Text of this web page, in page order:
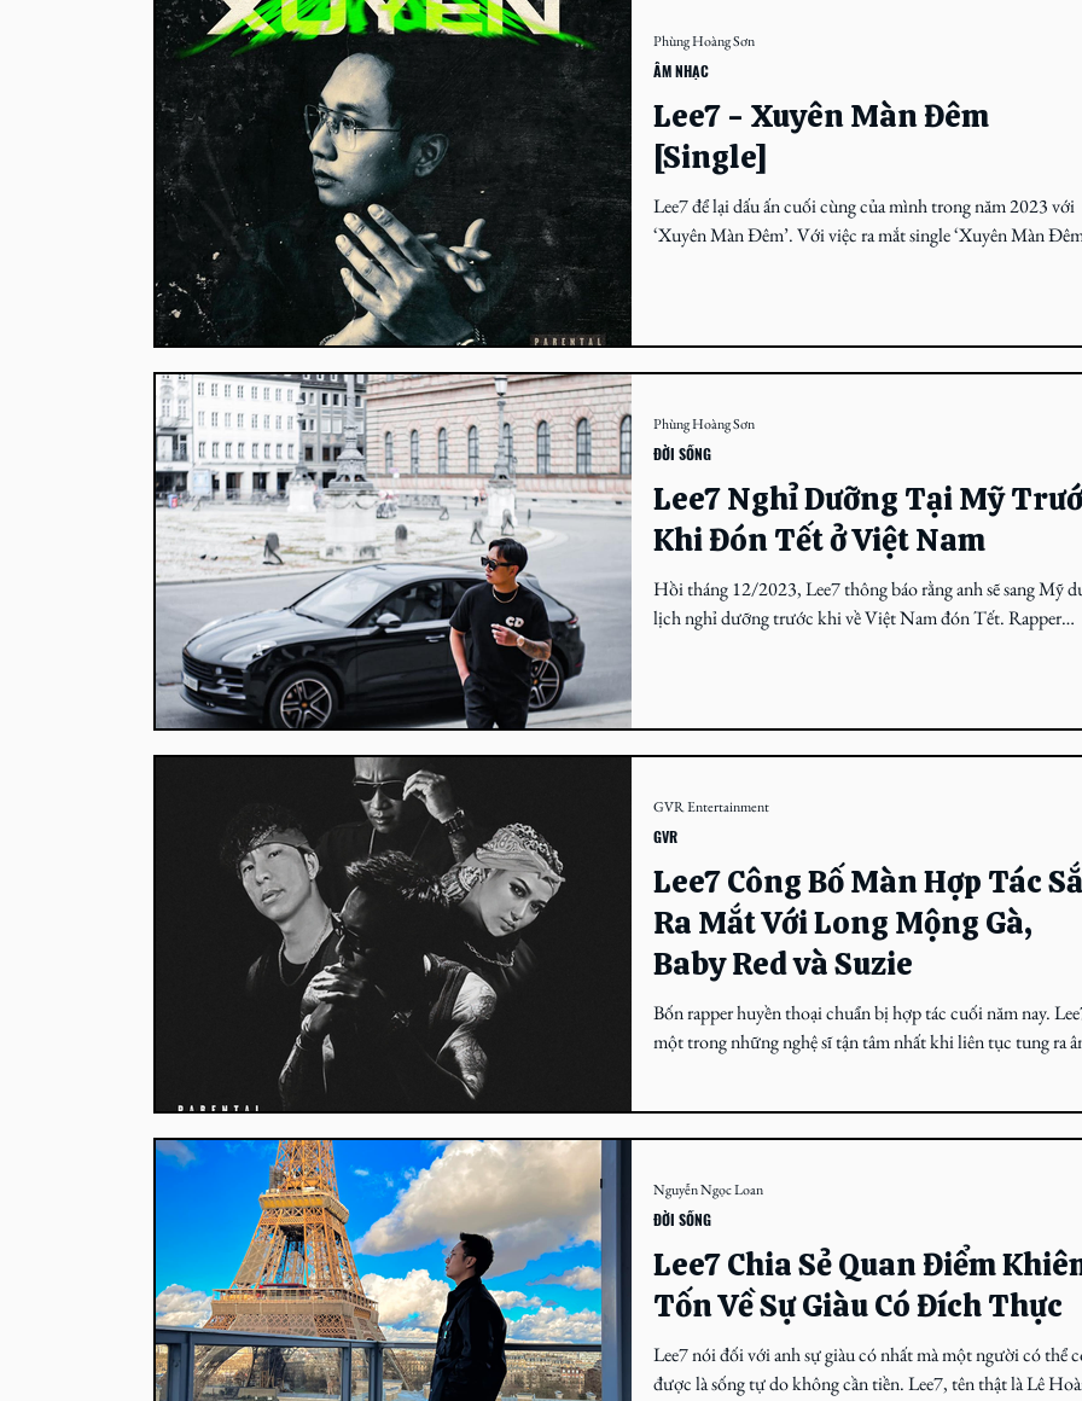
Lee7 - Xuyên Màn Đêm
[Single]
Lee7 để lại dấu ấn cuối cùng của mình trong năm 2023 với
‘Xuyên Màn Đêm’. Với việc ra mắt single ‘Xuyên Màn
ÂM NHẠC
Phùng Hoàng Sơn
Lee7 Nghỉ Dưỡng Tại Mỹ
Khi Đón Tết ở Việt Nam
Hồi tháng 12/2023, Lee7 thông báo rằng anh sẽ sang Mỹ
lịch nghỉ dưỡng trước khi về Việt Nam đón Tết. Rapper
ĐỜI SỐNG
Phùng Hoàng Sơn
Lee7 Công Bố Màn Hợp Tác
Ra Mắt Với Long Mộng Gà,
Baby Red và Suzie
Bốn rapper huyền thoại chuẩn bị hợp tác cuối năm nay.
một trong những nghệ sĩ tận tâm nhất khi liên tục tung ra
GVR
GVR Entertainment
Lee7 Chia Sẻ Quan Điểm
Tốn Về Sự Giàu Có Đích Thực
Lee7 nói đối với anh sự giàu có nhất mà một người có thể
được là sống tự do không cần tiền. Lee7, tên thật là Lê
ĐỜI SỐNG
Nguyễn Ngọc Loan